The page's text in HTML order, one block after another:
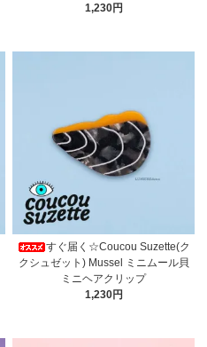
1,230円
すぐ届く☆Coucou Suzette(ク
クシュゼット) Mussel ミニムール貝
ミニヘアクリップ
1,230円